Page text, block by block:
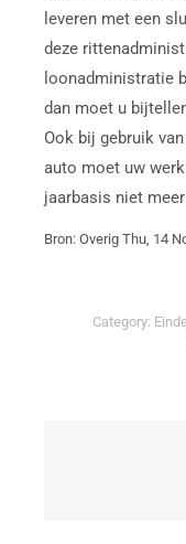
leveren met een
deze
loonadministratie
dan moet u
Ook bij gebruik
auto moet uw
jaarbasis niet
Bron: Overig Thu, 14
Category: